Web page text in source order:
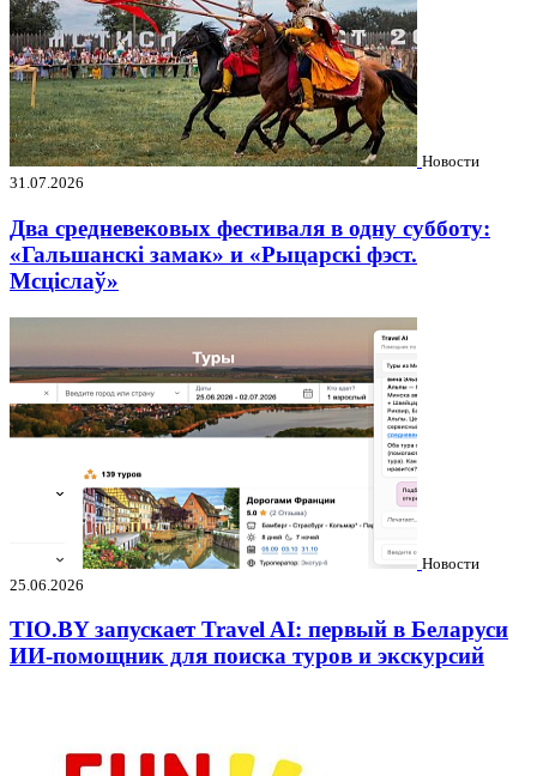
Новости
31.07.2026
Два средневековых фестиваля в одну субботу:
«Гальшанскі замак» и «Рыцарскі фэст.
Мсціслаў»
Новости
25.06.2026
TIO.BY запускает Travel AI: первый в Беларуси
ИИ-помощник для поиска туров и экскурсий